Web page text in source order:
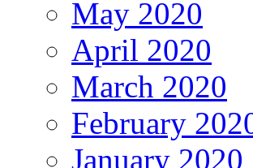
May 2020
April 2020
March 2020
February
January 2020